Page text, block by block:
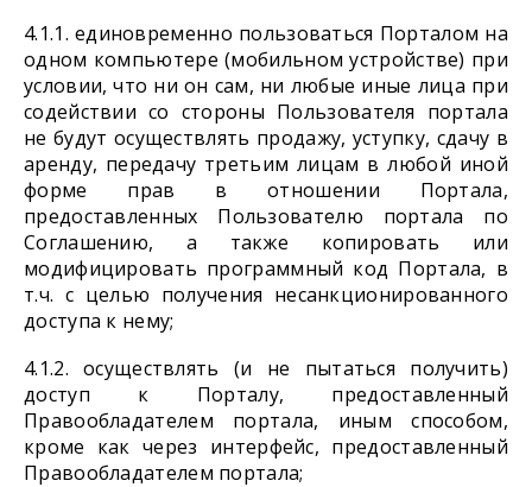
4.1.1. единовременно пользоваться Порталом на
одном компьютере (мобильном устройстве) при
условии, что ни он сам, ни любые иные лица при
содействии со стороны Пользователя портала
не будут осуществлять продажу, уступку, сдачу в
аренду, передачу третьим лицам в любой иной
форме прав в отношении Портала,
предоставленных Пользователю портала по
Соглашению, а также копировать или
модифицировать программный код Портала, в
т.ч. с целью получения несанкционированного
доступа к нему;
4.1.2. осуществлять (и не пытаться получить)
доступ к Порталу, предоставленный
Правообладателем портала, иным способом,
кроме как через интерфейс, предоставленный
Правообладателем портала;